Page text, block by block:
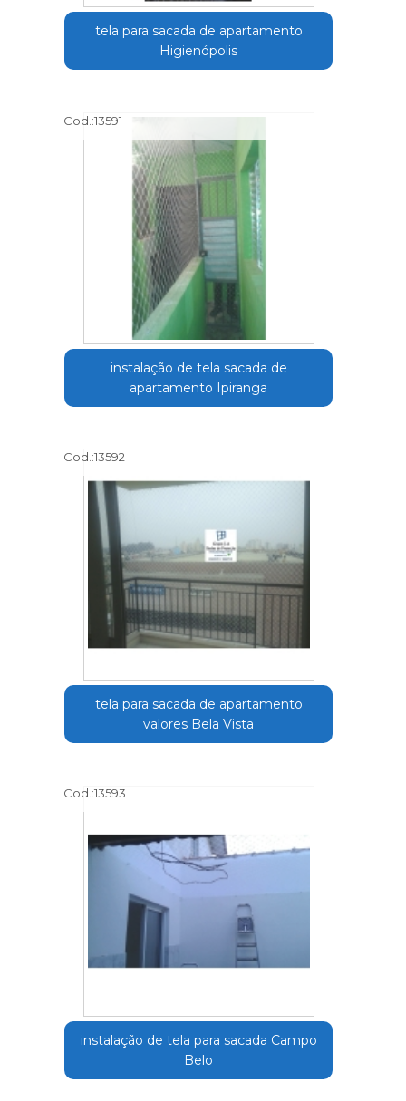
tela para sacada de apartamento
Higienópolis
Cod.:13591
instalação de tela sacada de
apartamento Ipiranga
Cod.:13592
tela para sacada de apartamento
valores Bela Vista
Cod.:13593
instalação de tela para sacada Campo
Belo